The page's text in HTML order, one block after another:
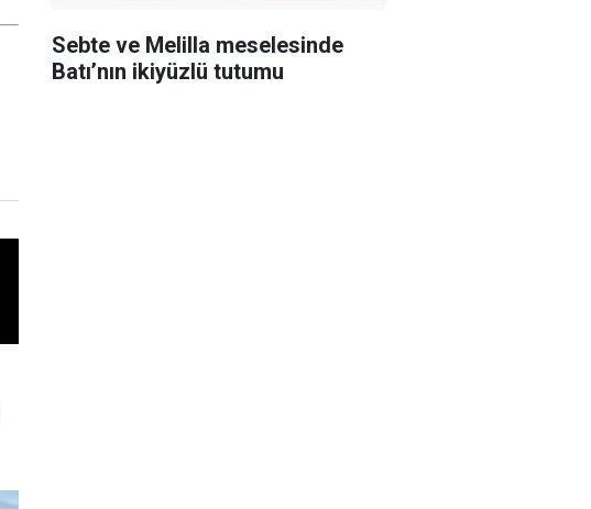
Sebte ve Melilla meselesinde
Batı’nın ikiyüzlü tutumu